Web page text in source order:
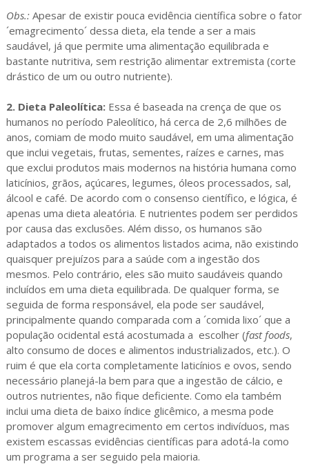
Obs.:Apesar de existir pouca evidência científica sobre o fator
´emagrecimento´ dessa dieta, ela tende a ser a mais
saudável, já que permite uma alimentação equilibrada e
bastante nutritiva, sem restrição alimentar extremista (corte
drástico de um ou outro nutriente).
2. Dieta Paleolítica:Essa é baseada na crença de que os
humanos no período Paleolítico, há cerca de 2,6 milhões de
anos, comiam de modo muito saudável, em uma alimentação
que inclui vegetais, frutas, sementes, raízes e carnes, mas
que exclui produtos mais modernos na história humana como
laticínios, grãos, açúcares, legumes, óleos processados, sal,
álcool e café. De acordo com o consenso científico, e lógica, é
apenas uma dieta aleatória. E nutrientes podem ser perdidos
por causa das exclusões. Além disso, os humanos são
adaptados a todos os alimentos listados acima, não existindo
quaisquer prejuízos para a saúde com a ingestão dos
mesmos. Pelo contrário, eles são muito saudáveis quando
incluídos em uma dieta equilibrada. De qualquer forma, se
seguida de forma responsável, ela pode ser saudável,
principalmente quando comparada com a ´comida lixo´ que a
população ocidental está acostumada a escolher (fast foods,
alto consumo de doces e alimentos industrializados, etc.). O
ruim é que ela corta completamente laticínios e ovos, sendo
necessário planejá-la bem para que a ingestão de cálcio, e
outros nutrientes, não fique deficiente. Como ela também
inclui uma dieta de baixo índice glicêmico, a mesma pode
promover algum emagrecimento em certos indivíduos, mas
existem escassas evidências científicas para adotá-la como
um programa a ser seguido pela maioria.